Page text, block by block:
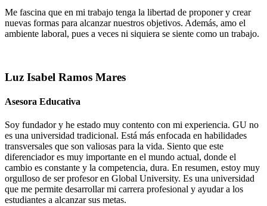
Me fascina que en mi trabajo tenga la libertad de proponer y crear
nuevas formas para alcanzar nuestros objetivos. Además, amo el
ambiente laboral, pues a veces ni siquiera se siente como un trabajo.
Luz Isabel Ramos Mares
Asesora Educativa
Soy fundador y he estado muy contento con mi experiencia. GU no
es una universidad tradicional. Está más enfocada en habilidades
transversales que son valiosas para la vida. Siento que este
diferenciador es muy importante en el mundo actual, donde el
cambio es constante y la competencia, dura. En resumen, estoy muy
orgulloso de ser profesor en Global University. Es una universidad
que me permite desarrollar mi carrera profesional y ayudar a los
estudiantes a alcanzar sus metas.